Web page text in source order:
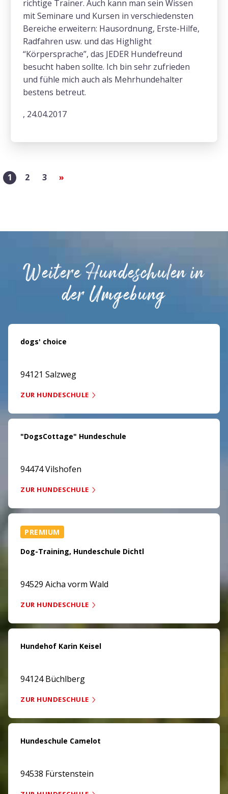
richtige Trainer. Auch kann man sein Wissen
mit Seminare und Kursen in verschiedensten
Bereiche erweitern: Hausordnung, Erste-Hilfe,
Radfahren usw. und das Highlight
“Körpersprache”, das JEDER Hundefreund
besucht haben sollte. Ich bin sehr zufrieden
und fühle mich auch als Mehrhundehalter
bestens betreut.
, 24.04.2017
1 2 3 »
Weitere Hundeschulen in
der Umgebung
dogs' choice
94121 Salzweg
ZUR HUNDESCHULE
"DogsCottage" Hundeschule
94474 Vilshofen
ZUR HUNDESCHULE
PREMIUM
Dog-Training, Hundeschule Dichtl
94529 Aicha vorm Wald
ZUR HUNDESCHULE
Hundehof Karin Keisel
94124 Büchlberg
ZUR HUNDESCHULE
Hundeschule Camelot
94538 Fürstenstein